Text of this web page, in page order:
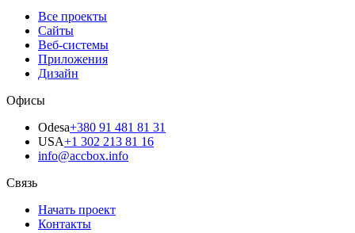
Все проекты
Сайты
Веб-системы
Приложения
Дизайн
Офисы
Odesa+380 91 481 81 31
USA+1 302 213 81 16
info@accbox.info
Связь
Начать проект
Контакты